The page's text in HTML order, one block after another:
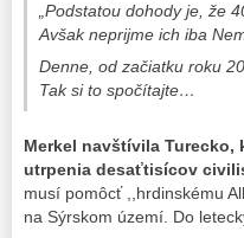
„Podstatou dohody je, že
Avšak neprijme ich iba
Denne, od začiatku roku
Tak si to spočítajte…
Merkel navštívila Turecko,
utrpenia desaťtisícov
musí pomôcť ,,hrdinskému
na Sýrskom území. Do